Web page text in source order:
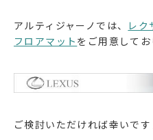
アルティジャーノでは、
レク
フロアマット をご用意して
ご検討いただければ幸いで